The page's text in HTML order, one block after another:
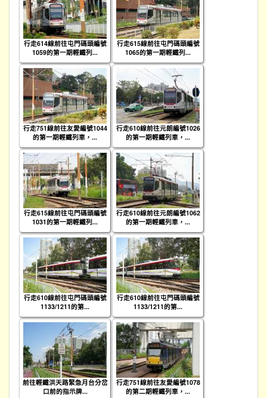
行走614線前往屯門碼頭編號
1059的第一期輕鐵列...
行走615線前往屯門碼頭編號
1065的第一期輕鐵列...
行走751線前往友愛編號1044
的第一期輕鐵列車，...
行走610線前往元朗編號1026
的第一期輕鐵列車，...
行走615線前往屯門碼頭編號
1031的第一期輕鐵列...
行走610線前往元朗編號1062
的第一期輕鐵列車，...
行走610線前往屯門碼頭編號
1133/1211的第...
行走610線前往屯門碼頭編號
1133/1211的第...
前往輕鐵洪天路緊急月台分岔
口前的指示牌...
行走751線前往友愛編號1078
的第二期輕鐵列車，...